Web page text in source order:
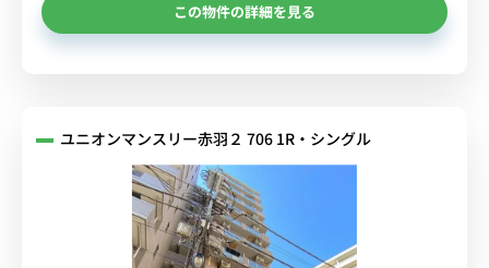
この物件の詳細を見る
ユニオンマンスリー赤羽２ 706 1R・シングル